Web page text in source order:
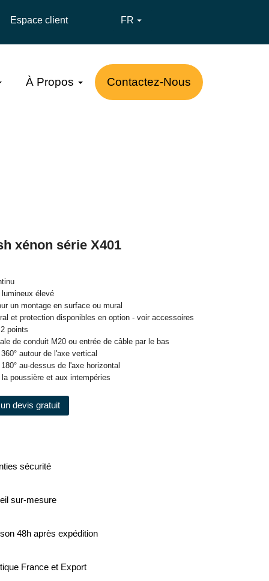
Espace client FR 
À Propos Contactez-Nous
xénon série X401
élevé
un montage en surface ou mural
et protection disponibles en option - voir accessoires
points
de conduit M20 ou entrée de câble par le bas
autour de l'axe vertical
au-dessus de l'axe horizontal
poussière et aux intempéries
devis gratuit
sécurité
sur-mesure
48h après expédition
France et Export